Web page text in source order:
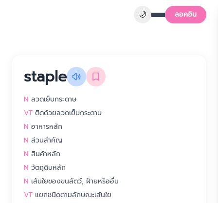
🌙 ลอคอิน
staple
N ลวดเย็บกระดาษ
VT ติดด้วยลวดเย็บกระดาษ
N อาหารหลัก
N ส่วนสำคัญ
N สินค้าหลัก
N วัตถุดิบหลัก
N เส้นใยของขนสัตว์, ฝ้ายหรืออื่น
VT แยกชนิดตามลักษณะเส้นใย